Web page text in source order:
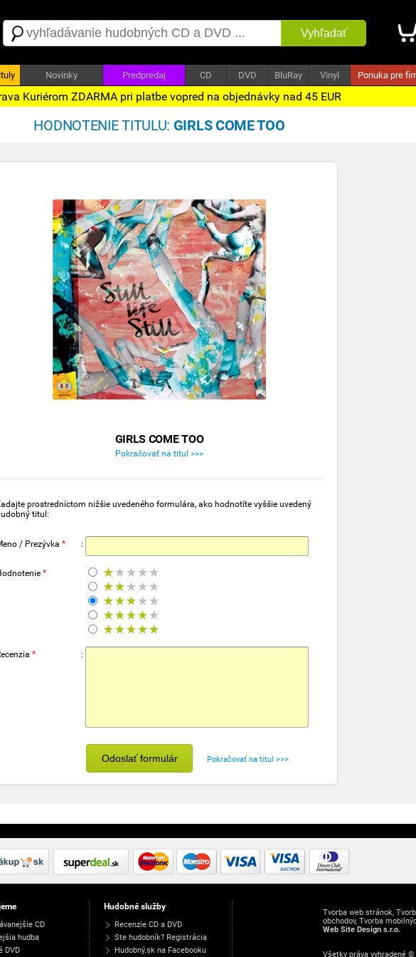
Vyhľadať
Novinky Predpredaj CD DVD BluRay Vinyl Ponuka pre
Kuriérom ZDARMA pri platbe vopred na objednávky nad 45 EUR
HODNOTENIE TITULU: GIRLS COME TOO
GIRLS COME TOO
Pokračovať na titul >>>
prostredníctom nižšie uvedeného formulára, ako hodnotíte vyššie uvedený
titul:
/ Prezývka * :
*
* :
Odoslať formulár Pokračovať na titul >>>
CD
hudba
DVD
Hudobné služby
Recenzie CD a DVD
Ste hudobník? Registrácia
Hudobný.sk na Facebooku
Tvorba web stránok,
obchodov, Tvorba
Web Site Design s.r.o.
Všetky práva vyhradené ©